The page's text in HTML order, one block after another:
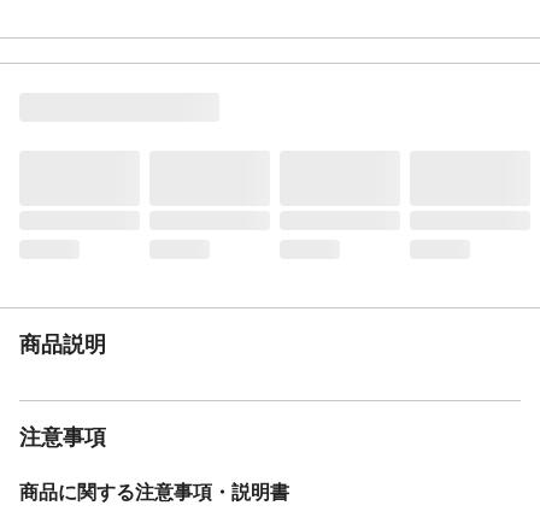
重量
20g
文字カラー
ブラック
商品説明
注意事項
商品に関する注意事項・説明書